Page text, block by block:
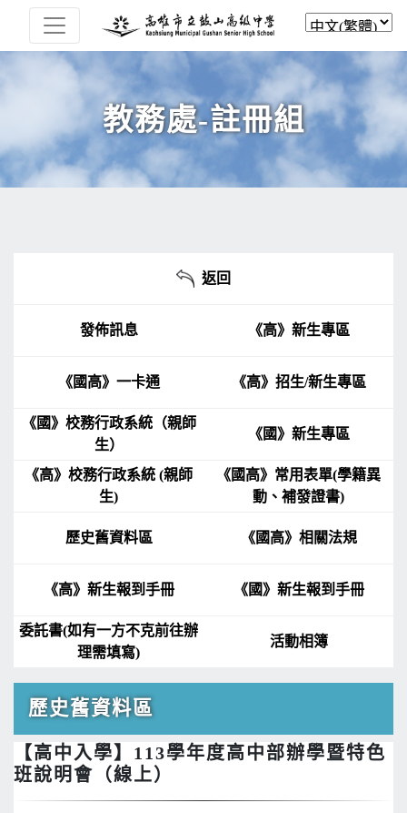
教務處-註冊組
返回
發佈訊息 《高》新生專區
《國高》一卡通 《高》招生/新生專區
《國》校務行政系統（親師
生）
《國》新生專區
《高》校務行政系統 (親師
生)
《國高》常用表單(學籍異
動、補發證書)
歷史舊資料區 《國高》相關法規
《高》新生報到手冊 《國》新生報到手冊
委託書(如有一方不克前往辦
理需填寫)
活動相簿
歷史舊資料區
【高中入學】113學年度高中部辦學暨特色
班說明會（線上）